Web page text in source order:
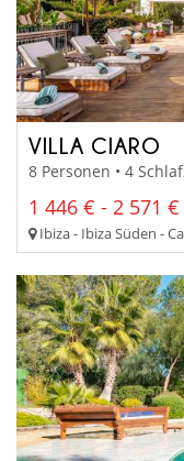
VILLA CIARO
8 Personen • 4
1 446 € - 2 571 €
Ibiza - Ibiza Süden -